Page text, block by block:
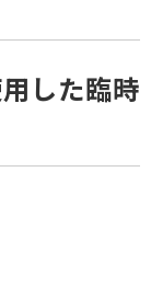
した臨時